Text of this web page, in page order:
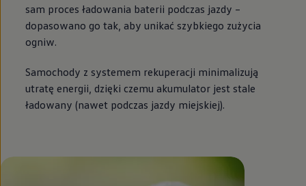
sam proces ładowania baterii podczas jazdy –
dopasowano go tak, aby unikać szybkiego zużycia
ogniw.
Samochody z systemem rekuperacji minimalizują
utratę energii, dzięki czemu akumulator jest stale
ładowany (nawet podczas jazdy miejskiej).